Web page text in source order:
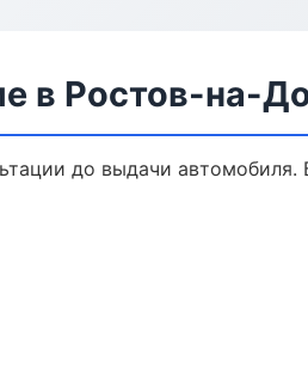
в Ростов-на-
до выдачи автомобиля.